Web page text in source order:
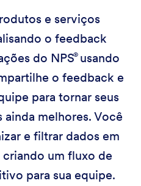
e serviços
o feedback
do NPSusando
o feedback e
para tornar seus
melhores. Você
e filtrar dados em
um fluxo de
para sua equipe.